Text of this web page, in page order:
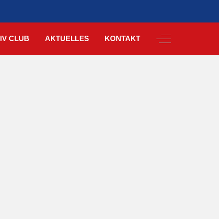
CLUB AKTUELLES KONTAKT Off-Canvas